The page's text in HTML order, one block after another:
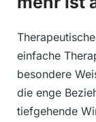
einfache
besondere
die enge
tiefgehende